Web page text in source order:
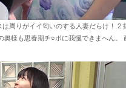
周りがイイ匂いのする人妻だらけ！ 2
奥様も思春期チ○ポに我慢できまへん。